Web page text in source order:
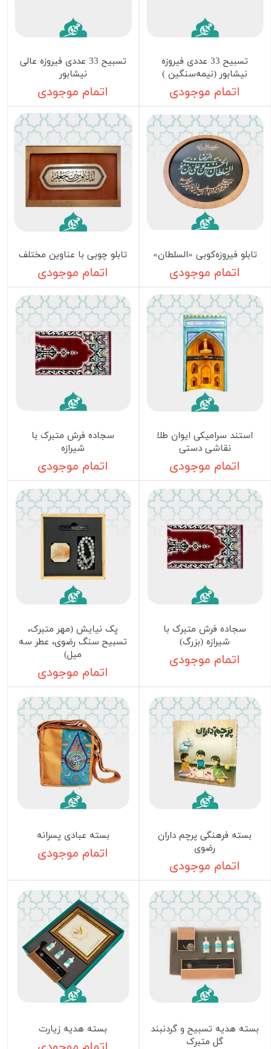
تسبیح 33 عددی فیروزه
نیشابور (نیمه‌سنگین )
اتمام موجودی
تسبیح 33 عددی فیروزه عالی
نیشابور
اتمام موجودی
‏تابلو فیروزه‌کوبی «السلطان»
اتمام موجودی
تابلو چوبی با عناوین مختلف
اتمام موجودی
استند سرامیکی ایوان طلا
نقاشی دستی
اتمام موجودی
سجاده فرش متبرک با
شیرازه
اتمام موجودی
سجاده فرش متبرک با
شیرازه (بزرگ)
اتمام موجودی
پک نیایش (مهر متبرک،
تسبیح سنگ رضوی، عطر سه
میل)
اتمام موجودی
بسته فرهنگی پرچم داران
رضوی
اتمام موجودی
بسته عبادی پسرانه
اتمام موجودی
بسته هدیه تسبیح و گردنبند
گل متبرک
بسته هدیه زیارت